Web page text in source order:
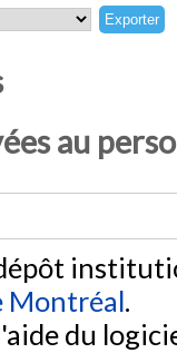
au
Montréal.
du